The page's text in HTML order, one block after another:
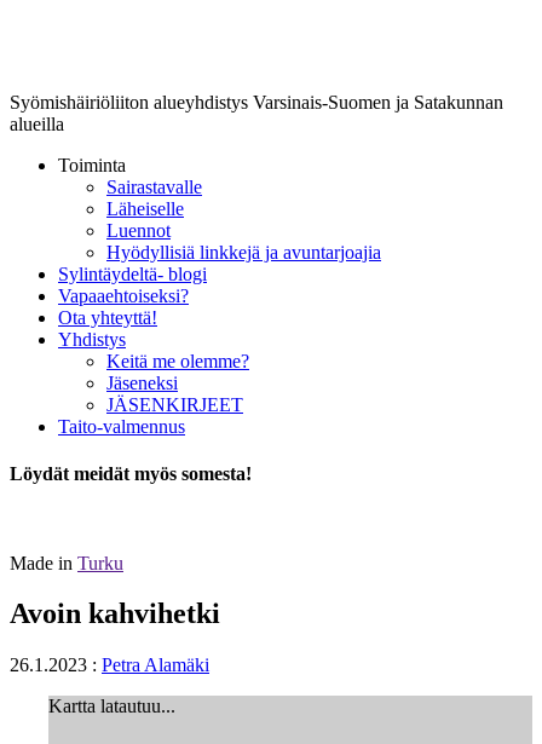
Syömishäiriöliiton alueyhdistys Varsinais-Suomen ja Satakunnan
alueilla
Toiminta
Sairastavalle
Läheiselle
Luennot
Hyödyllisiä linkkejä ja avuntarjoajia
Sylintäydeltä- blogi
Vapaaehtoiseksi?
Ota yhteyttä!
Yhdistys
Keitä me olemme?
Jäseneksi
JÄSENKIRJEET
Taito-valmennus
Löydät meidät myös somesta!
Made in Turku
Avoin kahvihetki
26.1.2023 : Petra Alamäki
Kartta latautuu...